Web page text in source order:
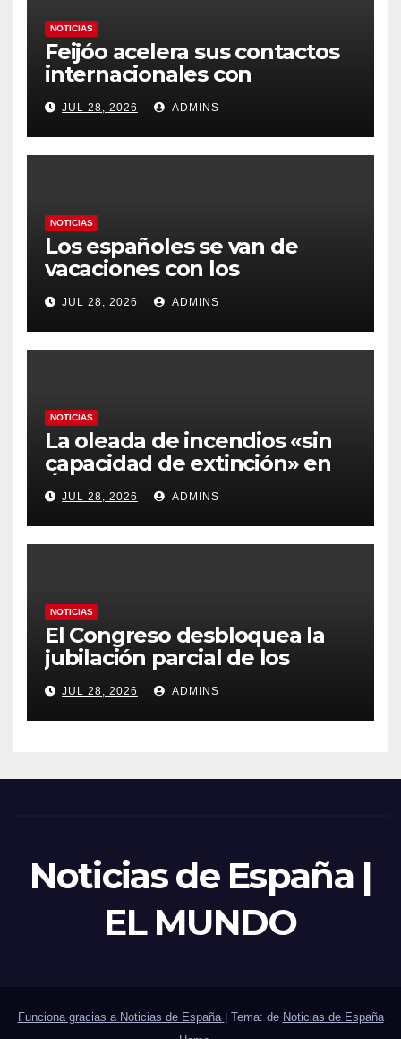
NOTICIAS
Feijóo acelera sus contactos
internacionales con
Latinoamérica como socio
prioritario en su agenda de
gobierno
JUL 28, 2026 ADMINS
NOTICIAS
Los españoles se van de
vacaciones con los
carburantes hasta un 21%
más caros que el año pasado
y los hoteles disparados
JUL 28, 2026 ADMINS
NOTICIAS
La oleada de incendios «sin
capacidad de extinción» en
Ávila y al oeste de Madrid
obliga a declarar la
emergencia nacional
JUL 28, 2026 ADMINS
NOTICIAS
El Congreso desbloquea la
jubilación parcial de los
trabajadores laborales del
sector público
JUL 28, 2026 ADMINS
Noticias de España |
EL MUNDO
Funciona gracias a Noticias de España Tema: de Noticias de España